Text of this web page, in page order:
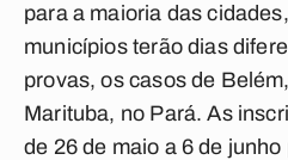
para a maioria das
municípios terão dias
provas, os casos de
Marituba, no Pará. As
de 26 de maio a 6 de